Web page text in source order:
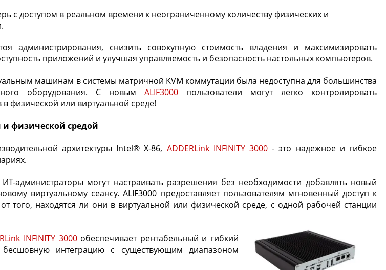
с доступом в реальном времени к неограниченному количеству физических и
администрирования, снизить совокупную стоимость владения и максимизировать
приложений и улучшая управляемость и безопасность настольных компьютеров.
машинам в системы матричной KVM коммутации была недоступна для большинства
оборудования. С новым ALIF3000 пользователи могут легко контролировать
физической или виртуальной среде!
физической средой
архитектуры Intel® X-86, ADDERLink INFINITY 3000- это надежное и гибкое
администраторы могут настраивать разрешения без необходимости добавлять новый
виртуальному сеансу. ALIF3000 предоставляет пользователям мгновенный доступ к
находятся ли они в виртуальной или физической среде, с одной рабочей станции
INFINITY 3000обеспечивает рентабельный и гибкий
интеграцию с существующим диапазоном